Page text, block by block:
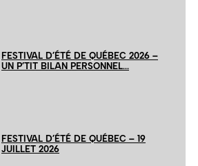
FESTIVAL D’ÉTÉ DE QUÉBEC 2026 –
UN P’TIT BILAN PERSONNEL…
FESTIVAL D’ÉTÉ DE QUÉBEC – 19
JUILLET 2026